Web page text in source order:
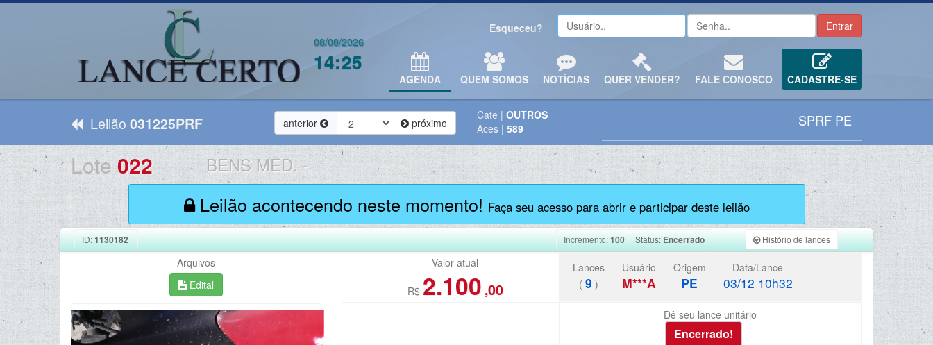
08/08/2026
14:25
Esqueceu?
AGENDA QUEM SOMOS NOTÍCIAS QUER VENDER? FALE CONOSCO CADASTRE-SE
Leilão 031225PRF anterior próximo
Cate | OUTROS
Aces | 589 SPRF PE
Lote022 BENS MED. -
Leilão acontecendo neste momento! Faça seu acesso para abrir e participar deste leilão
ID:1130182 Incremento:100 | Status:Encerrado Histório de lances
Arquivos
Edital
Valor atual
R$ 2.100 ,00
Lances
( 9 )
Usuário
M***A
Origem
PE
Data/Lance
03/12 10h32
Dê seu lance unitário